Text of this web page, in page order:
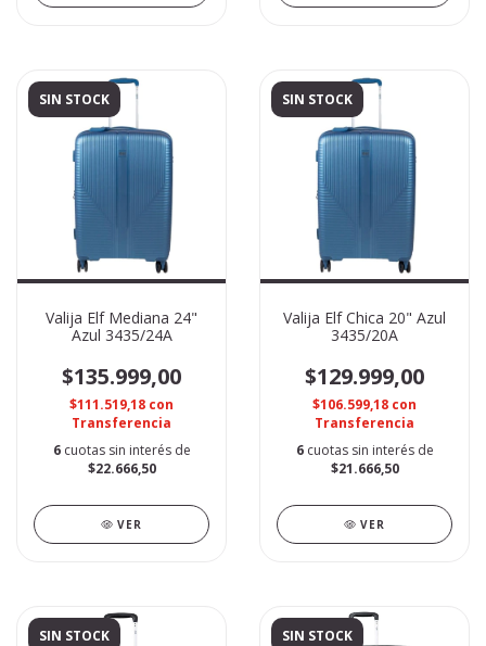
SIN STOCK
Valija Elf Mediana 24"
Azul 3435/24A
$135.999,00
$111.519,18 con
Transferencia
6 cuotas sin interés de
$22.666,50
VER
SIN STOCK
Valija Elf Chica 20" Azul
3435/20A
$129.999,00
$106.599,18 con
Transferencia
6 cuotas sin interés de
$21.666,50
VER
SIN STOCK SIN STOCK